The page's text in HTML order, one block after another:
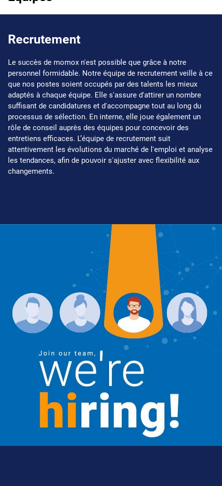
Recrutement
Le succès de momox n'est possible que grâce à notre
personnel formidable. Notre équipe de recrutement veille à ce
que nos postes soient occupés par des talents les mieux
adaptés à chaque équipe. Elle s'assure d'attirer un nombre
suffisant de candidatures et d'accompagne tout au long du
processus de sélection. En interne, elle joue également un
rôle de conseil auprès des équipes pour concevoir des
entretiens efficaces. L’équipe de recrutement suit
attentivement les évolutions du marché de l'emploi et analyse
les tendances, afin de pouvoir s'ajuster avec flexibilité aux
changements.